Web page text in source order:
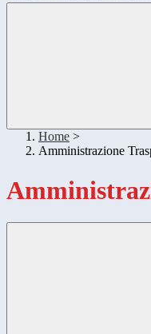
Home >
Amministrazione